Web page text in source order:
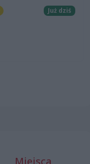
Już dziś
Miejsca